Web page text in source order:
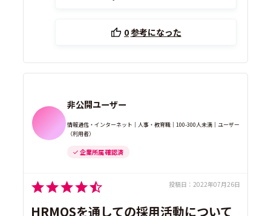
0参考になった
非公開ユーザー
情報通信・インターネット｜人事・教育職｜100-300人未満｜ユーザー
（利用者）
企業所属 確認済
投稿日： 2022年07月26日
HRMOSを通しての採用活動について